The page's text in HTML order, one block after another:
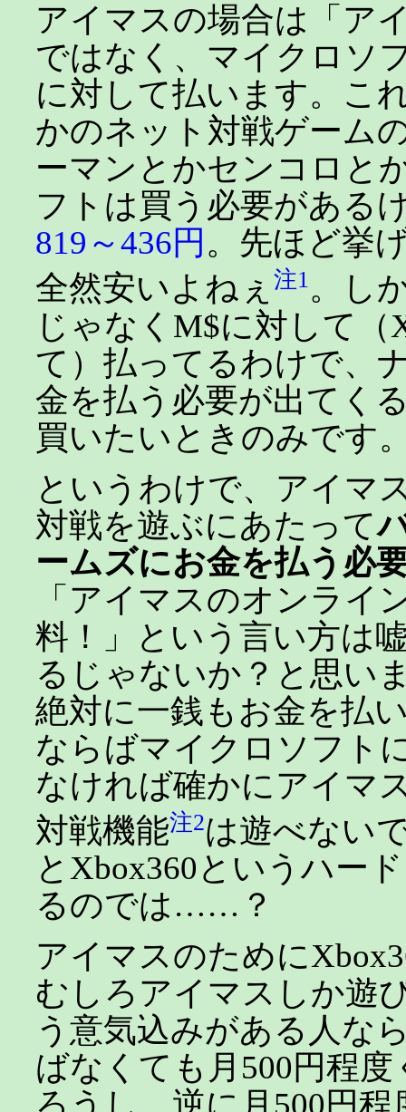
アイマスの場合は「ア
ではなく、マイクロソ
に対して払います。こ
かのネット対戦ゲーム
ーマンとかセンコロと
フトは買う必要がある
819～436円 。先ほど挙
全然安いよねぇ 注1。し
じゃなくM$に対して（
て）払ってるわけで、
金を払う必要が出てく
買いたいときのみです
というわけで、アイマ
対戦を遊ぶにあたって
ームズにお金を払う必
「アイマスのオンライ
料！」という言い方は
るじゃないか？と思い
絶対に一銭もお金を払
ならばマイクロソフト
なければ確かにアイマ
対戦機能注2は遊べない
とXbox360というハー
るのでは……？
アイマスのために
むしろアイマスしか遊
う意気込みがある人な
ばなくても月500円程